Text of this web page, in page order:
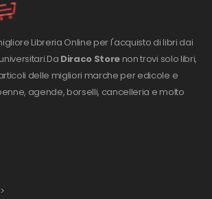
Libreria Online per l'acquisto di libri dai
Da Diraco Store non trovi solo libri,
delle migliori marche per edicole e
agende, borselli, cancelleria e molto